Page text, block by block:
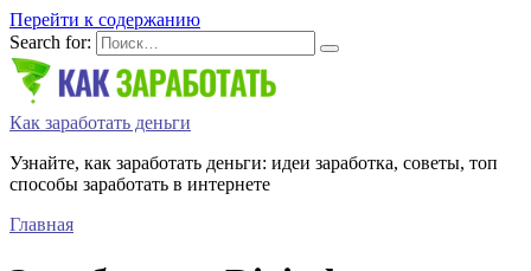
Перейти к содержанию
Search for:
Как заработать деньги
Узнайте, как заработать деньги: идеи заработка, советы, топ
способы заработать в интернете
Главная